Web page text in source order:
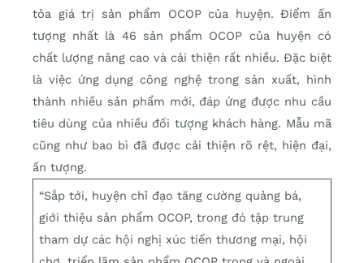
tỏa giá trị sản phẩm OCOP của huyện. Điểm ấn
tượng nhất là 46 sản phẩm OCOP của huyện có
chất lượng nâng cao và cải thiện rất nhiều. Đặc biệt
là việc ứng dụng công nghệ trong sản xuất, hình
thành nhiều sản phẩm mới, đáp ứng được nhu cầu
tiêu dùng của nhiều đối tượng khách hàng. Mẫu mã
cũng như bao bì đã được cải thiện rõ rệt, hiện đại,
ấn tượng.
“Sắp tới, huyện chỉ đạo tăng cường quảng bá,
giới thiệu sản phẩm OCOP, trong đó tập trung
tham dự các hội nghị xúc tiến thương mại, hội